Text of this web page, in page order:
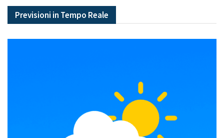
Previsioni in Tempo Reale